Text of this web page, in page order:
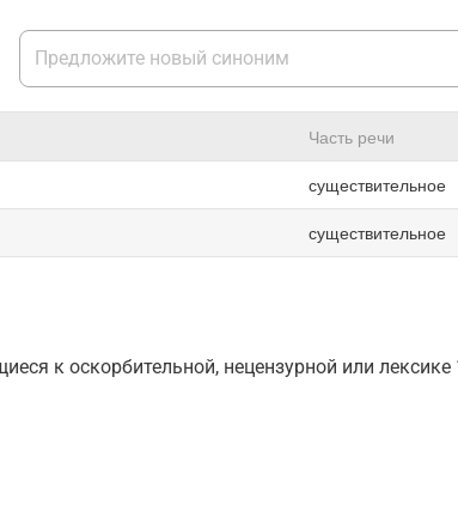
Часть речи
существительное
существительное
к оскорбительной, нецензурной или